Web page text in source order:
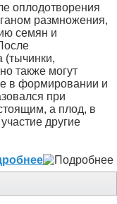
оплодотворения
размножения,
семян и
(тычинки,
также могут
в формировании и
при
а плод, в
другие